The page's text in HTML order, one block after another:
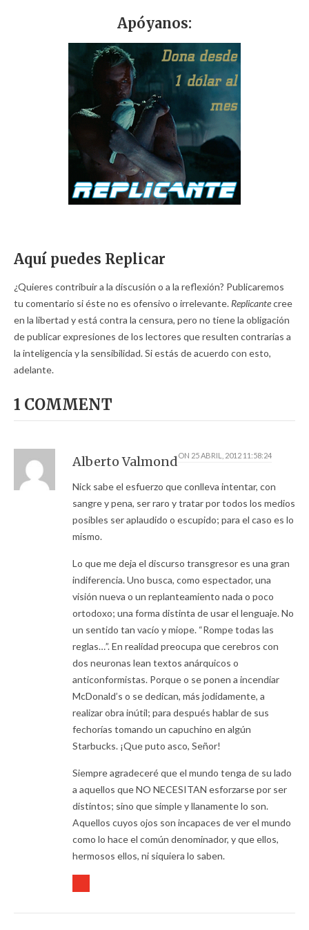
Apóyanos:
Aquí puedes Replicar
¿Quieres contribuir a la discusión o a la reflexión? Publicaremos
tu comentario si éste no es ofensivo o irrelevante. Replicantecree
en la libertad y está contra la censura, pero no tiene la obligación
de publicar expresiones de los lectores que resulten contrarias a
la inteligencia y la sensibilidad. Si estás de acuerdo con esto,
adelante.
1 COMMENT
Alberto ValmondON 25 ABRIL, 2012 11:58:24
Nick sabe el esfuerzo que conlleva intentar, con
sangre y pena, ser raro y tratar por todos los medios
posibles ser aplaudido o escupido; para el caso es lo
mismo.
Lo que me deja el discurso transgresor es una gran
indiferencia. Uno busca, como espectador, una
visión nueva o un replanteamiento nada o poco
ortodoxo; una forma distinta de usar el lenguaje. No
un sentido tan vacío y miope. “Rompe todas las
reglas…”. En realidad preocupa que cerebros con
dos neuronas lean textos anárquicos o
anticonformistas. Porque o se ponen a incendiar
McDonald’s o se dedican, más jodidamente, a
realizar obra inútil; para después hablar de sus
fechorías tomando un capuchino en algún
Starbucks. ¡Que puto asco, Señor!
Siempre agradeceré que el mundo tenga de su lado
a aquellos que NO NECESITAN esforzarse por ser
distintos; sino que simple y llanamente lo son.
Aquellos cuyos ojos son incapaces de ver el mundo
como lo hace el común denominador, y que ellos,
hermosos ellos, ni siquiera lo saben.